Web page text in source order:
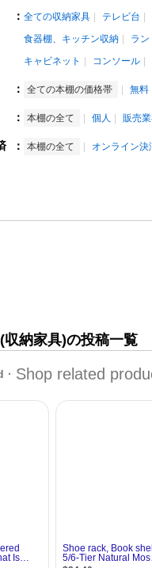
： 全ての収納家具 テレビ台
食器棚、キッチン収納
ラ
キャビネット
コンソール
： 全ての本棚の価格帯 無料
： 本棚の全て 個人 販売
： 本棚の全て オンライン決
収納家具)の投稿一覧